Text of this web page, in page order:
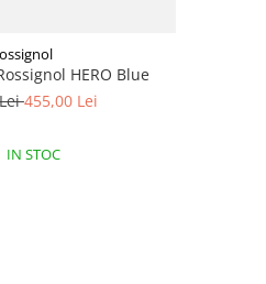
HERO Blue
455,00 Lei
IN STOC